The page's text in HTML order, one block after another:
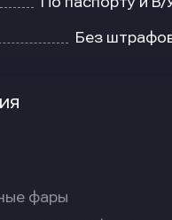
Без
фары